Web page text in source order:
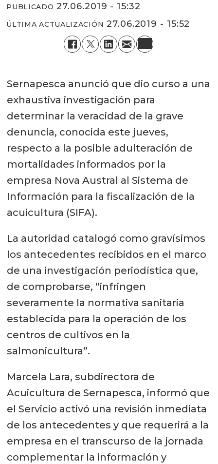
PUBLICADO 27.06.2019 - 15:32
ÚLTIMA ACTUALIZACIÓN 27.06.2019 - 15:52
Sernapesca anunció que dio curso a una
exhaustiva investigación para
determinar la veracidad de la grave
denuncia, conocida este jueves,
respecto a la posible adulteración de
mortalidades informados por la
empresa Nova Austral al Sistema de
Información para la fiscalización de la
acuicultura (SIFA).
La autoridad catalogó como gravísimos
los antecedentes recibidos en el marco
de una investigación periodística que,
de comprobarse, “infringen
severamente la normativa sanitaria
establecida para la operación de los
centros de cultivos en la
salmonicultura”.
Marcela Lara, subdirectora de
Acuicultura de Sernapesca, informó que
el Servicio activó una revisión inmediata
de los antecedentes y que requerirá a la
empresa en el transcurso de la jornada
complementar la información y